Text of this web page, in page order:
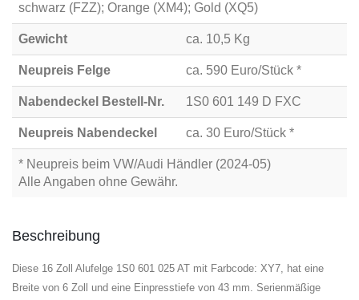
schwarz (FZZ); Orange (XM4); Gold (XQ5)
Gewicht ca. 10,5 Kg
Neupreis Felge ca. 590 Euro/Stück *
Nabendeckel Bestell-Nr. 1S0 601 149 D FXC
Neupreis Nabendeckel ca. 30 Euro/Stück *
* Neupreis beim VW/Audi Händler (2024-05)
Alle Angaben ohne Gewähr.
Beschreibung
Diese 16 Zoll Alufelge 1S0 601 025 AT mit Farbcode: XY7, hat eine
Breite von 6 Zoll und eine Einpresstiefe von 43 mm. Serienmäßige